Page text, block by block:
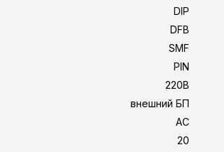
DIP
DFB
SMF
PIN
220В
внешний БП
AC
20